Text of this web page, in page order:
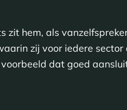
zit hem, als
zij voor iedere sector
dat goed